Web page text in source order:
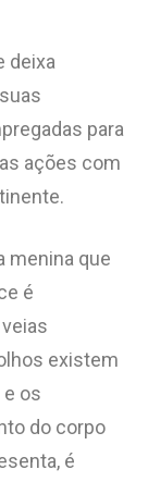
deixa
para
ações com
menina que
é
existem
os
do corpo
é